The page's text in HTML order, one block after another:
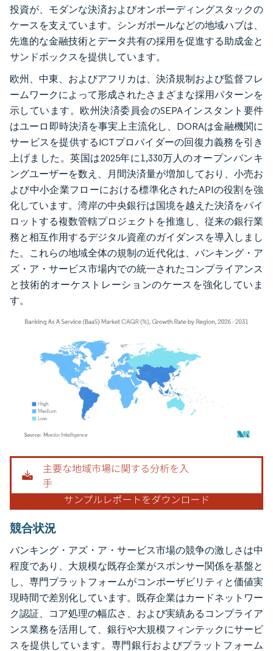
投資が、モダンな決済およびオンボーディングスタックの
ケースを支えています。シンガポールなどの地域ハブは、
先進的な金融技術とデータ共有の採用を促進する助成金と
サンドボックスを提供しています。
欧州、中東、およびアフリカは、決済規制および監督フレ
ームワークによって形成されたさまざまな採用パターンを
示しています。欧州決済委員会のSEPAインスタント要件
はユーロ即時決済を事実上主流化し、DORAは金融機関に
サービスを提供するICTプロバイダーの回復力義務を引き
上げました。英国は2025年に1,330万人のオープンバンキ
ングユーザーを数え、月間決済量が増加しており、小売お
よび中小企業フローにおける標準化されたAPIの役割を強
化しています。湾岸の中央銀行は国境を越えた決済をパイ
ロットする複数管轄プロジェクトを推進し、従来の銀行業
務と相互作用するデジタル資産のガイダンスを導入しまし
た。これらの地域全体の規制の近代化は、バンキング・ア
ズ・ア・サービス市場内での統一されたコンプライアンス
と技術的オーケストレーションのケースを強化していま
す。
画像 © Mordor Intelligence。再利用にはCC BY 4.0の表示が必要です。
競合状況
バンキング・アズ・ア・サービス市場の競争の激しさは中
程度であり、大規模な既存企業がスポンサー関係を基盤と
し、専門プラットフォームがコンポーザビリティと価値実
現時間で差別化しています。既存企業はカードネットワー
ク認証、コア処理の幅広さ、および実績あるコンプライア
ンス業務を活用して、銀行や大規模フィンテックにサービ
スを提供しています。専門銀行およびプラットフォーム